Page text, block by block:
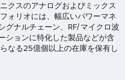
クスのアナログおよびミックス
ォリオには、幅広いパワーマネ
グナルチェーン、RF/マイクロ波
ションに特化した製品などが含
なる25億個以上の在庫を保有し